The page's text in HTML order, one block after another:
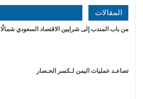
المقالات
من باب المندب إلى شرايين الاقتصاد السعودي شمالًا
تصاعـد عمليات اليمن لـكسر الحـصار